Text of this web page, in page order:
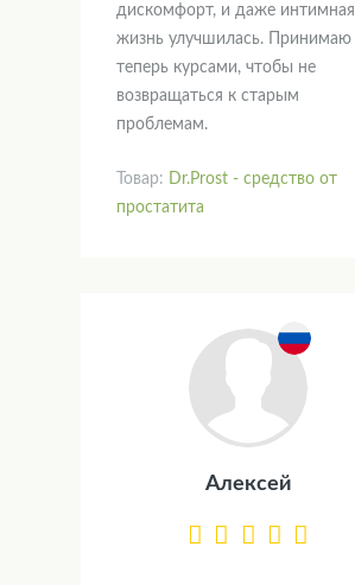
дискомфорт, и даже интимная
жизнь улучшилась. Принимаю
теперь курсами, чтобы не
возвращаться к старым
проблемам.
Товар: Dr.Prost - средство от
простатита
Алексей